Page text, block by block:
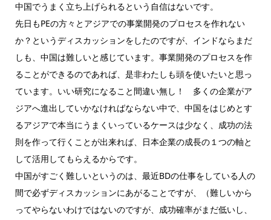
中国でうまく立ち上げられるという自信はないです。
先日もPEの方々とアジアでの事業開発のプロセスを作れない
か？というディスカッションをしたのですが、インドならまだ
しも、中国は難しいと感じています。事業開発のプロセスを作
ることができるのであれば、是非わたしも頭を使いたいと思っ
ています。いい研究になること間違い無し！ 多くの企業がア
ジアへ進出していかなければならない中で、中国をはじめとす
るアジアで本当にうまくいっているケースは少なく、成功の法
則を作って行くことが出来れば、日本企業の成長の１つの軸と
して活用してもらえるからです。
中国がすごく難しいというのは、最近BDの仕事をしている人の
間で必ずディスカッションにあがることですが、（難しいから
ってやらないわけではないのですが、成功確率がまだ低いし、